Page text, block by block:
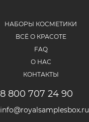
НАБОРЫ КОСМЕТИКИ
ВСЁ О КРАСОТЕ
FAQ
О НАС
КОНТАКТЫ
8 800 707 24 90
info@royalsamplesbox.ru